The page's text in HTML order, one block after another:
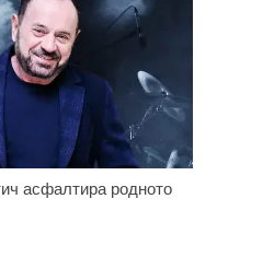
асфалтира родното